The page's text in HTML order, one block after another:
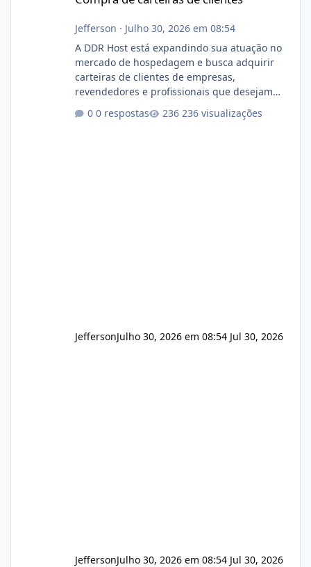
Jefferson · Julho 30, 2026 em 08:54
A DDR Host está expandindo sua atuação no
mercado de hospedagem e busca adquirir
carteiras de clientes de empresas,
revendedores e profissionais que desejam
operação. Se você possui clientes ativos de
0 respostas 236 visualizações
JeffersonJulho 30, 2026 em 08:54 Jul 30, 2026
JeffersonJulho 30, 2026 em 08:54 Jul 30, 2026